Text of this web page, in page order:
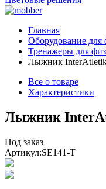
Главная
Оборудование для
Тренажеры для
Лыжник
Все о товаре
Характеристики
Лыжник
Под заказ
Артикул:SE141-T